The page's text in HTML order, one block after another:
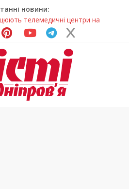
новини:
телемедичні центри на
підготовка до опалювального
досліджують місце
монастиря (Фото)
отримують шанс на власне